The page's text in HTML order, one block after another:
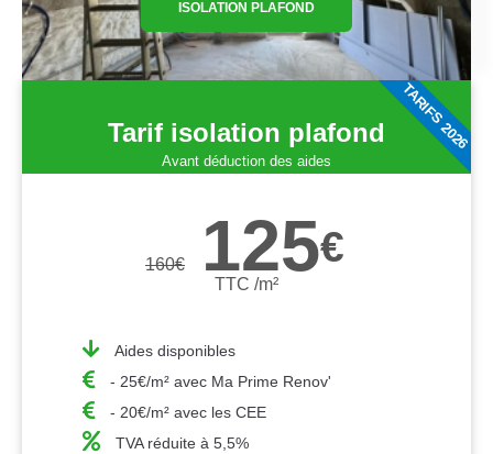
ISOLATION PLAFOND
Tarif isolation plafond
Avant déduction des aides
160€ 125€
TTC /m²
Aides disponibles
- 25€/m² avec Ma Prime Renov'
- 20€/m² avec les CEE
TVA réduite à 5,5%
TARIFS 2026